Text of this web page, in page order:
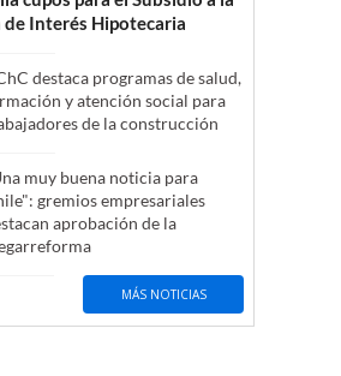
de Interés Hipotecaria
destaca programas de salud,
y atención social para
de la construcción
muy buena noticia para
gremios empresariales
aprobación de la
MÁS NOTICIAS